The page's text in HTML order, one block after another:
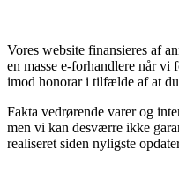
Vores website finansieres af
en masse e-forhandlere når
imod honorar i tilfælde af at
Fakta vedrørende varer og
men vi kan desværre ikke
realiseret siden nyligste